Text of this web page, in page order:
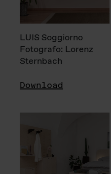
LUIS Soggiorno
Fotografo: Lorenz
Sternbach
Download